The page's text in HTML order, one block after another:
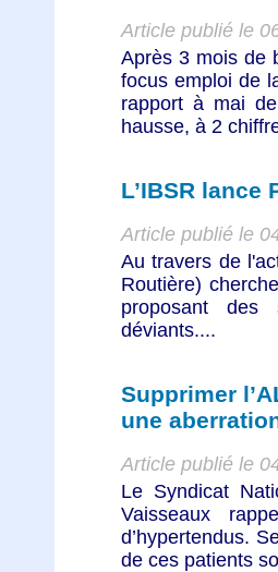
Article publié le
Après 3 mois de
focus emploi de
rapport à mai
hausse, à 2
L’IBSR lance
Article publié le
Au travers de
Routière)
proposant des
déviants....
Supprimer
une
Article publié le
Le Syndicat
Vaisseaux
d’hypertendus.
de ces patients